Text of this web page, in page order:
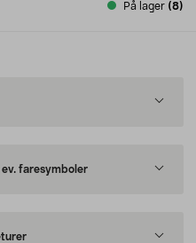
På lager (8)
faresymboler